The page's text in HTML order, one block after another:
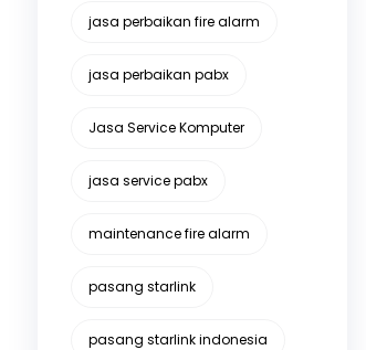
jasa perbaikan fire alarm
jasa perbaikan pabx
Jasa Service Komputer
jasa service pabx
maintenance fire alarm
pasang starlink
pasang starlink indonesia